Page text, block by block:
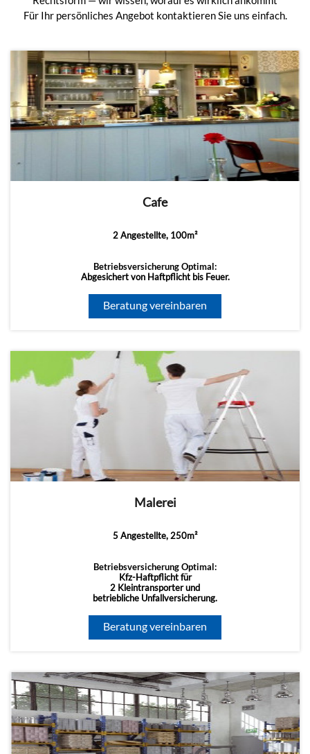
Für Ihr persönliches Angebot kontaktieren Sie uns einfach.
Cafe
2 Angestellte, 100m²
Betriebsversicherung Optimal:
Abgesichert von Haftpflicht bis Feuer.
Beratung vereinbaren
Malerei
5 Angestellte, 250m²
Betriebsversicherung Optimal:
Kfz-Haftpflicht für
2 Kleintransporter und
betriebliche Unfallversicherung.
Beratung vereinbaren